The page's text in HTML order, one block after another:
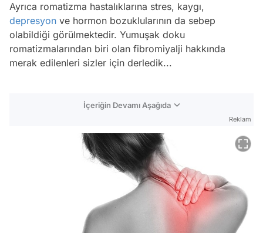
Ayrıca romatizma hastalıklarına stres, kaygı,
depresyon ve hormon bozuklularının da sebep
olabildiği görülmektedir. Yumuşak doku
romatizmalarından biri olan fibromiyalji hakkında
merak edilenleri sizler için derledik...
İçeriğin Devamı Aşağıda
Reklam